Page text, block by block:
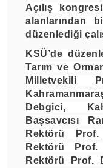
Açılış
alanlarından
düzenlediği
KSÜ’de
Tarım ve
Milletvekili
Debgici,
Başsavcısı
Rektörü
Rektörü
Rektörü Prof.